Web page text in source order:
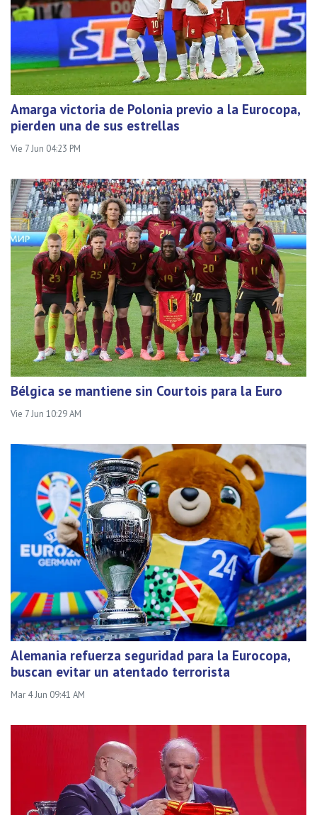
Amarga victoria de Polonia previo a la Eurocopa,
pierden una de sus estrellas
Vie 7 Jun 04:23 PM
Bélgica se mantiene sin Courtois para la Euro
Vie 7 Jun 10:29 AM
Alemania refuerza seguridad para la Eurocopa,
buscan evitar un atentado terrorista
Mar 4 Jun 09:41 AM